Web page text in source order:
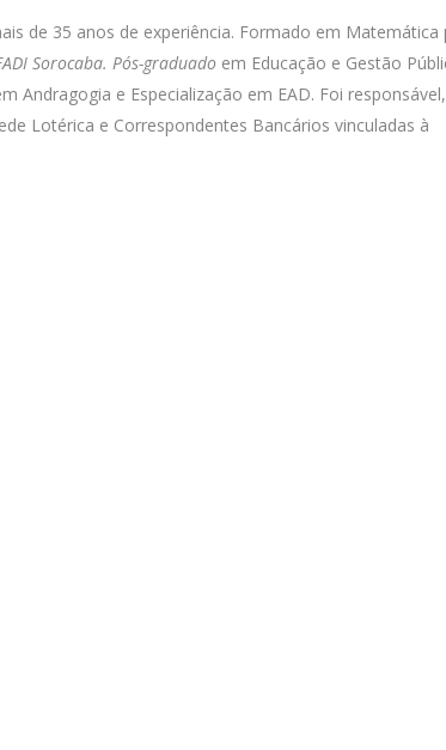
de 35 anos de experiência. Formado em Matemática
Sorocaba. Pós-graduado em Educação e Gestão
Andragogia e Especialização em EAD. Foi responsável,
Lotérica e Correspondentes Bancários vinculadas à